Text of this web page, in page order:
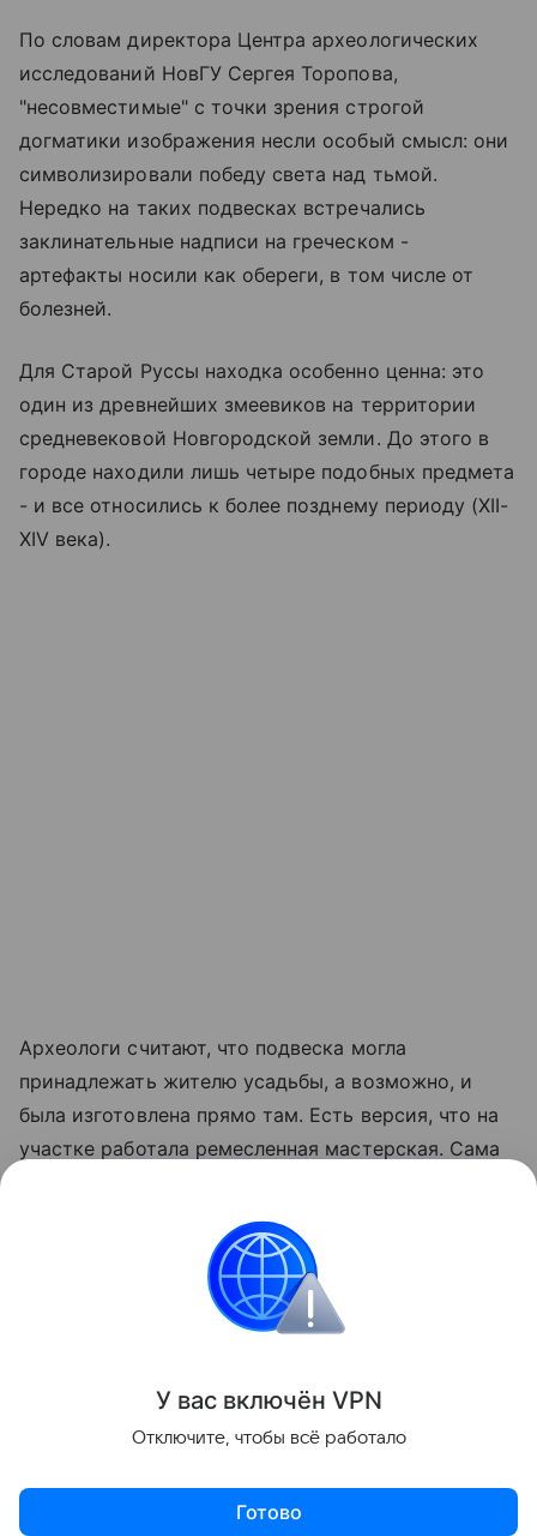
По словам директора Центра археологических
исследований НовГУ Сергея Торопова,
"несовместимые" с точки зрения строгой
догматики изображения несли особый смысл: они
символизировали победу света над тьмой.
Нередко на таких подвесках встречались
заклинательные надписи на греческом -
артефакты носили как обереги, в том числе от
болезней.
Для Старой Руссы находка особенно ценна: это
один из древнейших змеевиков на территории
средневековой Новгородской земли. До этого в
городе находили лишь четыре подобных предмета
- и все относились к более позднему периоду (XII-
XIV века).
Археологи считают, что подвеска могла
принадлежать жителю усадьбы, а возможно, и
была изготовлена прямо там. Есть версия, что на
участке работала ремесленная мастерская. Сама
уже в XI веке в Старой Руссе существовала
христианская община, были развиты ремесла и
поддерживались устойчивые культурные связи с
Поделиться
У вас включён VPN
Отключите, чтобы всё работало
Готово